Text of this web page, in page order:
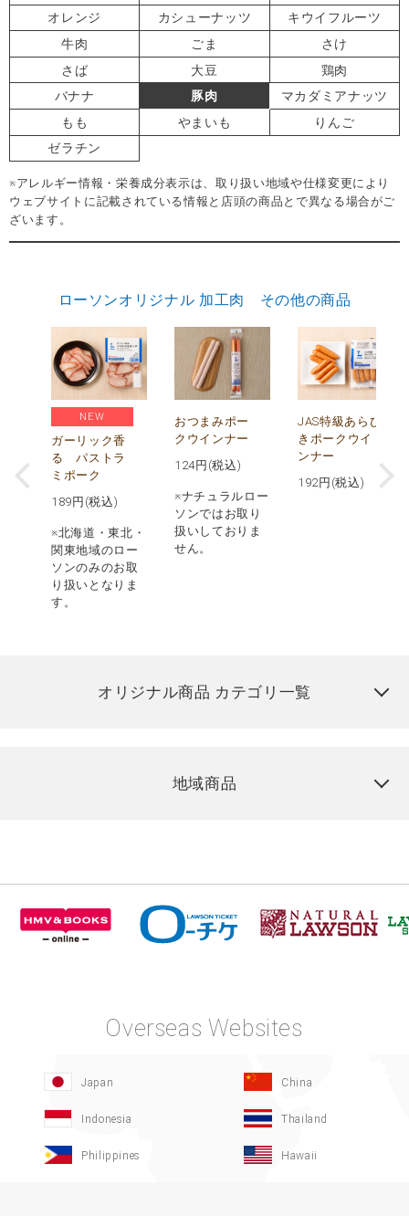
オレンジ
カシューナッツ
キウイフルーツ
牛肉
ごま
さけ
さば
大豆
鶏肉
バナナ
豚肉
マカダミアナッツ
もも
やまいも
りんご
ゼラチン
※アレルギー情報・栄養成分表示は、取り扱い地域や仕様変更により
ウェブサイトに記載されている情報と店頭の商品とで異なる場合がご
ざいます。
ローソンオリジナル 加工肉 その他の商品
NEW
ガーリック香
る パストラ
ミポーク
189 円(税込)
※北海道・東北・
関東地域のロー
ソンのみのお取
り扱いとなりま
す。
おつまみポー
クウインナー
124円(税込)
※ナチュラルロー
ソンではお取り
扱いしておりま
せん。
JAS特級あらび
きポークウイ
ンナー
192円(税込)
オリジナル商品 カテゴリ一覧
地域商品
Overseas Websites
Japan China
Indonesia Thailand
Philippines Hawaii